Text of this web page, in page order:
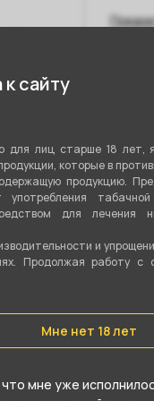
сайту
для лиц старше 18 лет,
которые в
продукцию.
употребления
для лечения
и
Продолжая работу с
Мне нет 18 лет
мне уже
Mini -